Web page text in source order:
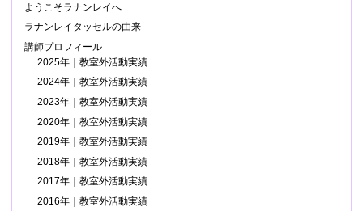
ようこそラナンレイへ
ラナンレイタッセルの由来
講師プロフィール
2025年｜教室外活動実績
2024年｜教室外活動実績
2023年｜教室外活動実績
2020年｜教室外活動実績
2019年｜教室外活動実績
2018年｜教室外活動実績
2017年｜教室外活動実績
2016年｜教室外活動実績